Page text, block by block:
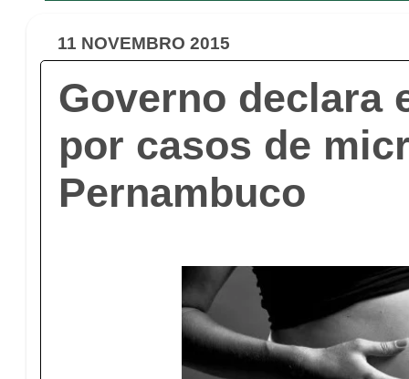
11 NOVEMBRO 2015
Governo declara
por casos de
Pernambuco